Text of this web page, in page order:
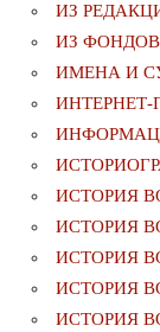
ИЗ
ИЗ
ИМЕНА И
ИСТОРИЯ
ИСТОРИЯ
ИСТОРИЯ
ИСТОРИЯ
ИСТОРИЯ